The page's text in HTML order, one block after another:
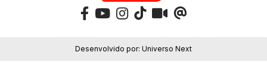
Desenvolvido por: Universo Next